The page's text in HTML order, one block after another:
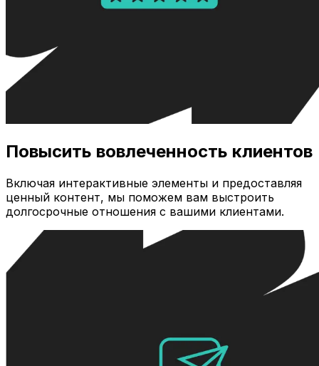
Повысить вовлеченность клиентов
Включая интерактивные элементы и предоставляя
ценный контент, мы поможем вам выстроить
долгосрочные отношения с вашими клиентами.